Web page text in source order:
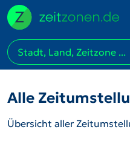
Alle
Übersicht aller